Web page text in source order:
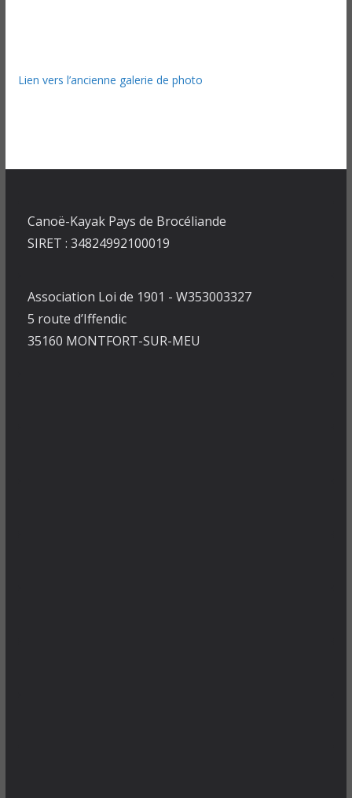
Lien vers l’ancienne galerie de photo
Canoë-Kayak Pays de Brocéliande
SIRET : 34824992100019
Association Loi de 1901 - W353003327
5 route d’Iffendic
35160 MONTFORT-SUR-MEU